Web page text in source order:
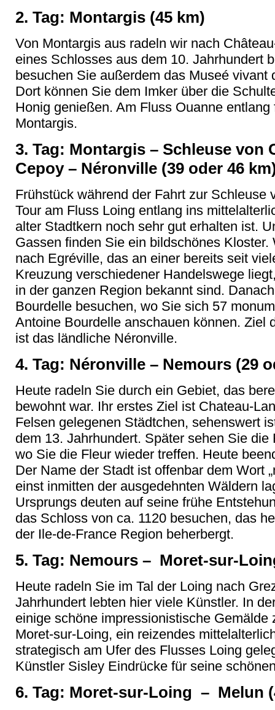
2. Tag: Montargis (45 km)
Von Montargis aus radeln wir nach
eines Schlosses aus dem 10. Jahrhundert
besuchen Sie außerdem das Museé vivant
Dort können Sie dem Imker über die
Honig genießen. Am Fluss Ouanne
Montargis.
3. Tag: Montargis – Schleuse von
Cepoy – Néronville (39 oder 46
Frühstück während der Fahrt zur Schleuse
Tour am Fluss Loing entlang ins
alter Stadtkern noch sehr gut erhalten ist.
Gassen finden Sie ein bildschönes
nach Egréville, das an einer bereits seit
Kreuzung verschiedener Handelswege
in der ganzen Region bekannt sind.
Bourdelle besuchen, wo Sie sich 57
Antoine Bourdelle anschauen können. Ziel
ist das ländliche Néronville.
4. Tag: Néronville – Nemours (29
Heute radeln Sie durch ein Gebiet, das
bewohnt war. Ihr erstes Ziel ist Chateau-
Felsen gelegenen Städtchen, sehenswert
dem 13. Jahrhundert. Später sehen Sie
wo Sie die Fleur wieder treffen. Heute
Der Name der Stadt ist offenbar dem Wort
einst inmitten der ausgedehnten Wäldern
Ursprungs deuten auf seine frühe
das Schloss von ca. 1120 besuchen, das
der Ile-de-France Region beherbergt.
5. Tag: Nemours – Moret-sur-
Heute radeln Sie im Tal der Loing nach
Jahrhundert lebten hier viele Künstler. In
einige schöne impressionistische Gemälde
Moret-sur-Loing, ein reizendes
strategisch am Ufer des Flusses Loing
Künstler Sisley Eindrücke für seine
6. Tag: Moret-sur-Loing – Melun